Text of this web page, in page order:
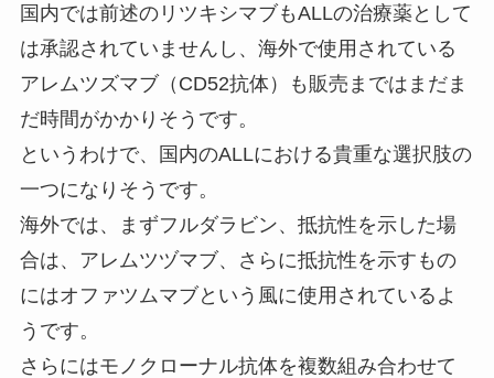
国内では前述のリツキシマブもALLの治療薬として
は承認されていませんし、海外で使用されている
アレムツズマブ（CD52抗体）も販売まではまだま
だ時間がかかりそうです。
というわけで、国内のALLにおける貴重な選択肢の
一つになりそうです。
海外では、まずフルダラビン、抵抗性を示した場
合は、アレムツヅマブ、さらに抵抗性を示すもの
にはオファツムマブという風に使用されているよ
うです。
さらにはモノクローナル抗体を複数組み合わせて